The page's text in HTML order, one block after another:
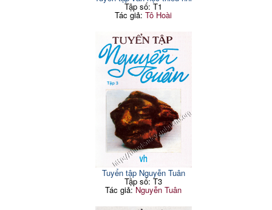
Tập số: T1
Tác giả:Tô Hoài
Tuyển tập Nguyễn Tuân
Tập số: T3
Tác giả:Nguyễn Tuân